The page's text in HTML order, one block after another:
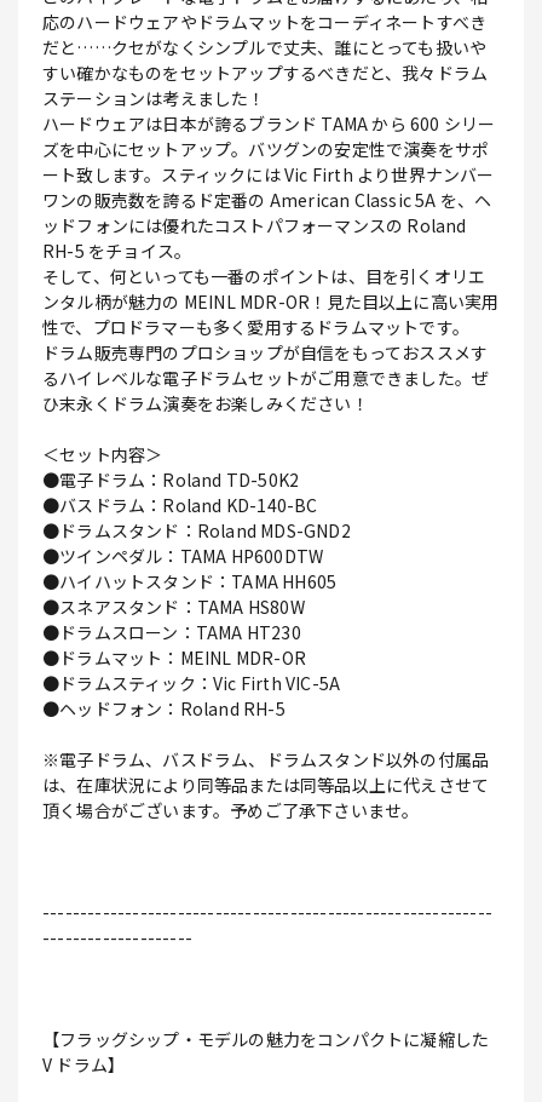
応のハードウェアやドラムマットをコーディネートすべき
だと……クセがなくシンプルで丈夫、誰にとっても扱いや
すい確かなものをセットアップするべきだと、我々ドラム
ステーションは考えました！
ハードウェアは日本が誇るブランド TAMA から 600 シリー
ズを中心にセットアップ。バツグンの安定性で演奏をサポ
ート致します。スティックには Vic Firth より世界ナンバー
ワンの販売数を誇るド定番の American Classic 5A を、ヘ
ッドフォンには優れたコストパフォーマンスの Roland
RH-5 をチョイス。
そして、何といっても一番のポイントは、目を引くオリエ
ンタル柄が魅力の MEINL MDR-OR！見た目以上に高い実用
性で、プロドラマーも多く愛用するドラムマットです。
ドラム販売専門のプロショップが自信をもっておススメす
るハイレベルな電子ドラムセットがご用意できました。ぜ
ひ末永くドラム演奏をお楽しみください！
＜セット内容＞
●電子ドラム：Roland TD-50K2
●バスドラム：Roland KD-140-BC
●ドラムスタンド：Roland MDS-GND2
●ツインペダル：TAMA HP600DTW
●ハイハットスタンド：TAMA HH605
●スネアスタンド：TAMA HS80W
●ドラムスローン：TAMA HT230
●ドラムマット：MEINL MDR-OR
●ドラムスティック：Vic Firth VIC-5A
●ヘッドフォン：Roland RH-5
※電子ドラム、バスドラム、ドラムスタンド以外の付属品
は、在庫状況により同等品または同等品以上に代えさせて
頂く場合がございます。予めご了承下さいませ。
------------------------------------------------------------
--------------------
【フラッグシップ・モデルの魅力をコンパクトに凝縮した
V ドラム】